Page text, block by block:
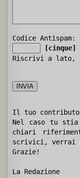
Codice Antispam:
[cinque]
Riscrivi a lato,
Il tuo contributo
Nel caso tu stia
chiari
scrivici, verrai
Grazie!
La Redazione